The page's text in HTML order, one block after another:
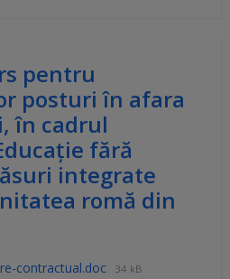
pentru
posturi în afara
în cadrul
fără
integrate
romă din
contractual.doc 34 kB